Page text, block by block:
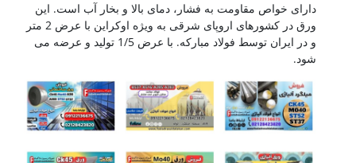
دارای خواص مقاومت به فشار، دمای بالا و بخار آب است. این
ورق در کشورهای اروپای شرقی به ویژه اوکراین با عرض 2 متر
و در ایران توسط فولاد مبارکه. با عرض 1/5 تولید و عرضه می
شود.